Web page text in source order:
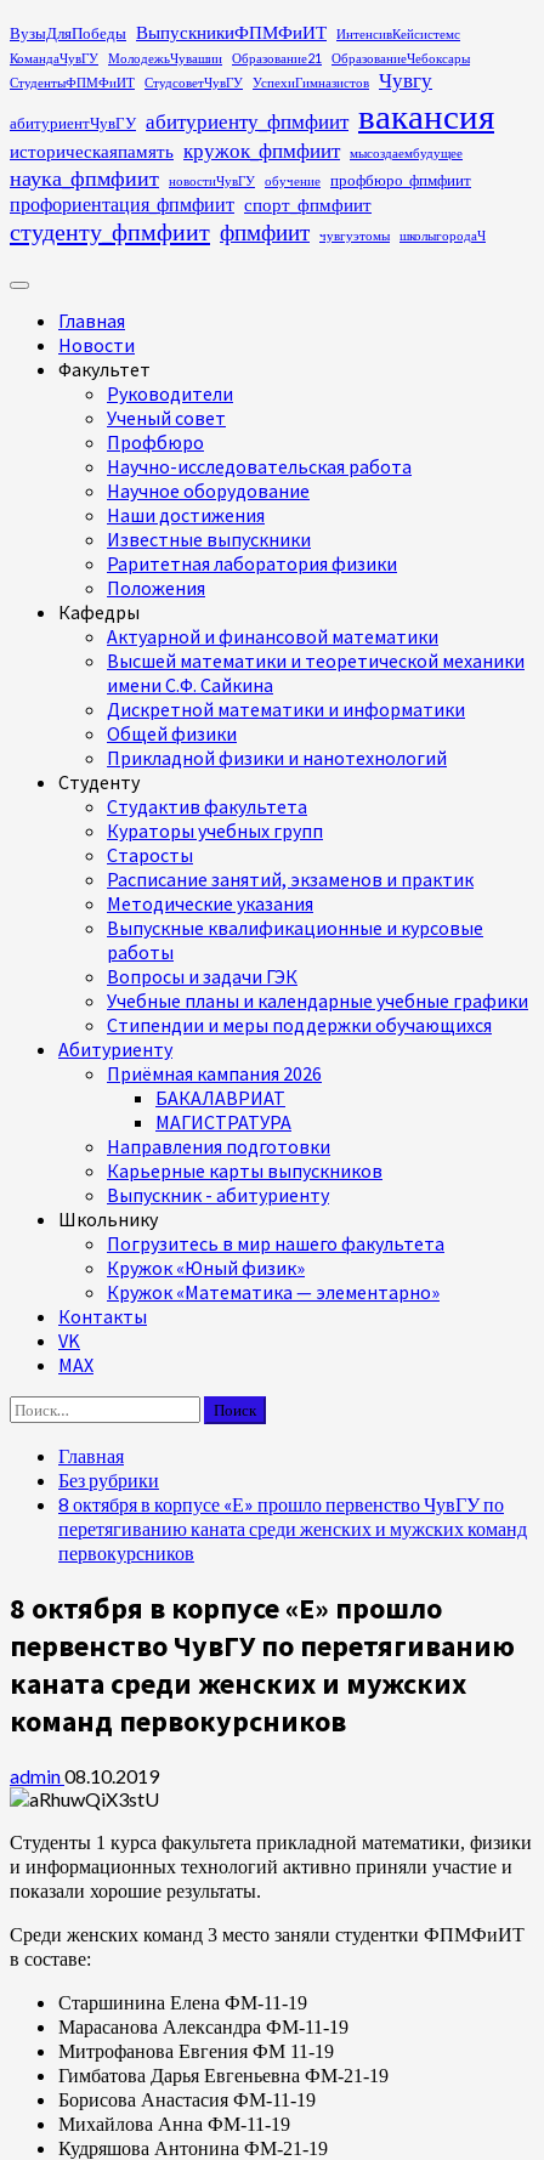
Перейти
к
содержимому
ВузыДляПобеды ВыпускникиФПМФиИТ
ИнтенсивКейсистемс
КомандаЧувГУ
МолодежьЧувашии Образование21
ОбразованиеЧебоксары
СтудентыФПМФиИТ
СтудсоветЧувГУ УспехиГимназистов Чувгу
абитуриентЧувГУ абитуриенту_фпмфиит вакансия
историческаяпамять кружок_фпмфиит мысоздаембудущее
наука_фпмфиит новостиЧувГУ обучение профбюро_фпмфиит
профориентация_фпмфиит спорт_фпмфиит
студенту_фпмфиит фпмфиит чувгуэтомы школыгородаЧ
Основное
Главная
Новости
Факультет
Руководители
Ученый совет
Профбюро
Научно-исследовательская работа
Научное оборудование
Наши достижения
Известные выпускники
Раритетная лаборатория физики
Положения
Кафедры
Актуарной и финансовой математики
Высшей математики и теоретической механики
имени С.Ф. Сайкина
Дискретной математики и информатики
Общей физики
Прикладной физики и нанотехнологий
Студенту
Студактив факультета
Кураторы учебных групп
Старосты
Расписание занятий, экзаменов и практик
Методические указания
Выпускные квалификационные и курсовые
работы
Вопросы и задачи ГЭК
Учебные планы и календарные учебные графики
Стипендии и меры поддержки обучающихся
Абитуриенту
Приёмная кампания 2026
БАКАЛАВРИАТ
МАГИСТРАТУРА
Направления подготовки
Карьерные карты выпускников
Выпускник - абитуриенту
Школьнику
Погрузитесь в мир нашего факультета
Кружок «Юный физик»
Кружок «Математика — элементарно»
Контакты
VK
MAX
Найти:
Главная
Без рубрики
8 октября в корпусе «Е» прошло первенство ЧувГУ по
перетягиванию каната среди женских и мужских команд
первокурсников
8 октября в корпусе «Е» прошло
первенство ЧувГУ по перетягиванию
каната среди женских и мужских
команд первокурсников
admin08.10.2019
Студенты 1 курса факультета прикладной математики, физики
и информационных технологий активно приняли участие и
показали хорошие результаты.
Среди женских команд 3 место заняли студентки ФПМФиИТ
в составе:
Старшинина Елена ФМ-11-19
Марасанова Александра ФМ-11-19
Митрофанова Евгения ФМ 11-19
Гимбатова Дарья Евгеньевна ФМ-21-19
Борисова Анастасия ФМ-11-19
Михайлова Анна ФМ-11-19
Кудряшова Антонина ФМ-21-19